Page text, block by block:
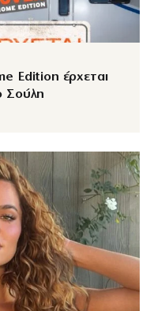
Edition έρχεται
Σούλη